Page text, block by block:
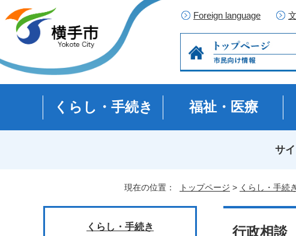
Foreign language
くらし・手続き 福祉・医療
サ
現在の位置： トップページ > くらし・手続き
行政相談
くらし・手続き